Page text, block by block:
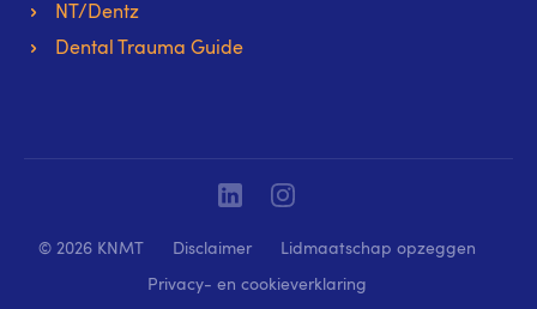
NT/Dentz
Dental Trauma Guide
© 2026 KNMT Disclaimer Lidmaatschap opzeggen
Privacy- en cookieverklaring
Linkedin